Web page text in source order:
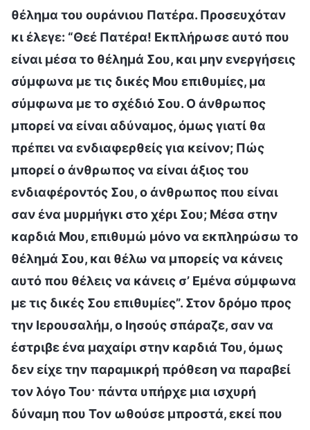
θέλημα του ουράνιου Πατέρα. Προσευχόταν
κι έλεγε: “Θεέ Πατέρα! Εκπλήρωσε αυτό που
είναι μέσα το θέλημά Σου, και μην ενεργήσεις
σύμφωνα με τις δικές Μου επιθυμίες, μα
σύμφωνα με το σχέδιό Σου. Ο άνθρωπος
μπορεί να είναι αδύναμος, όμως γιατί θα
πρέπει να ενδιαφερθείς για κείνον; Πώς
μπορεί ο άνθρωπος να είναι άξιος του
ενδιαφέροντός Σου, ο άνθρωπος που είναι
σαν ένα μυρμήγκι στο χέρι Σου; Μέσα στην
καρδιά Μου, επιθυμώ μόνο να εκπληρώσω το
θέλημά Σου, και θέλω να μπορείς να κάνεις
αυτό που θέλεις να κάνεις σ’ Εμένα σύμφωνα
με τις δικές Σου επιθυμίες”. Στον δρόμο προς
την Ιερουσαλήμ, ο Ιησούς σπάραζε, σαν να
έστριβε ένα μαχαίρι στην καρδιά Του, όμως
δεν είχε την παραμικρή πρόθεση να παραβεί
τον λόγο Του· πάντα υπήρχε μια ισχυρή
δύναμη που Τον ωθούσε μπροστά, εκεί που